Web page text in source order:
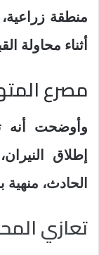
منطقة
أثناء محاولة
مصرع
وأوضحت أنه
إطلاق
الحادث،
تعازي